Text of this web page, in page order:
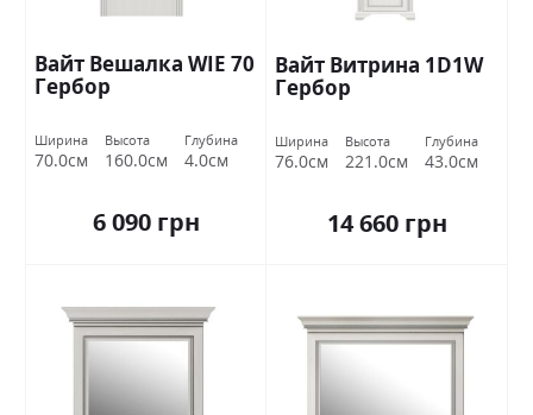
Вайт Вешалка WIE 70
Гербор
Ширина
70.0см
Высота
160.0см
Глубина
4.0см
6 090 грн
Вайт Витрина 1D1W
Гербор
Ширина
76.0см
Высота
221.0см
Глубина
43.0см
14 660 грн